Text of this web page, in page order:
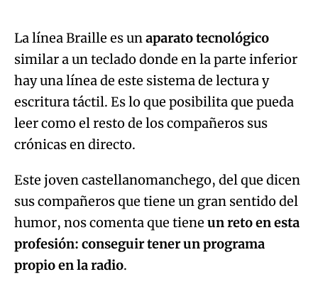
La línea Braille es unaparato tecnológico
similar a un teclado donde en la parte inferior
hay una línea de este sistema de lectura y
escritura táctil. Es lo que posibilita que pueda
leer como el resto de los compañeros sus
crónicas en directo.
Este joven castellanomanchego, del que dicen
sus compañeros que tiene un gran sentido del
humor, nos comenta que tiene un reto en esta
profesión: conseguir tener un programa
propio en la radio.